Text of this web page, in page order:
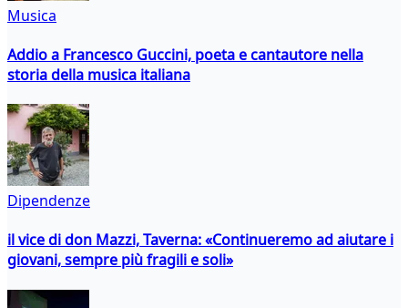
Musica
Addio a Francesco Guccini, poeta e cantautore nella
storia della musica italiana
Dipendenze
il vice di don Mazzi, Taverna: «Continueremo ad aiutare i
giovani, sempre più fragili e soli»